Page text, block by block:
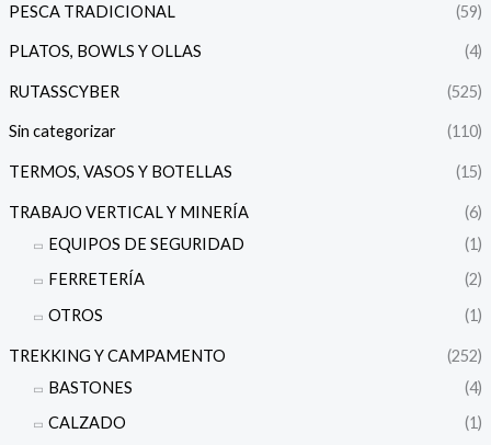
PESCA TRADICIONAL (59)
PLATOS, BOWLS Y OLLAS (4)
RUTASSCYBER (525)
Sin categorizar (110)
TERMOS, VASOS Y BOTELLAS (15)
TRABAJO VERTICAL Y MINERÍA
(6)
EQUIPOS DE SEGURIDAD
(1)
FERRETERÍA
(2)
OTROS
(1)
TREKKING Y CAMPAMENTO
(252)
BASTONES
(4)
CALZADO
(1)